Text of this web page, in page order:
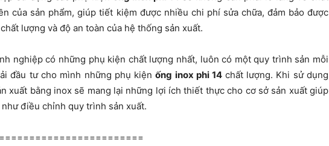
của sản phẩm, giúp tiết kiệm được nhiều chi phí sửa chữa, đảm bảo được
lượng và độ an toàn của hệ thống sản xuất.
nghiệp có những phụ kiện chất lượng nhất, luôn có một quy trình sản mỗi
đầu tư cho mình những phụ kiệnống inox phi 14 chất lượng. Khi sử dụng
xuất bằng inox sẽ mang lại những lợi ích thiết thực cho cơ sở sản xuất giúp
điều chỉnh quy trình sản xuất.